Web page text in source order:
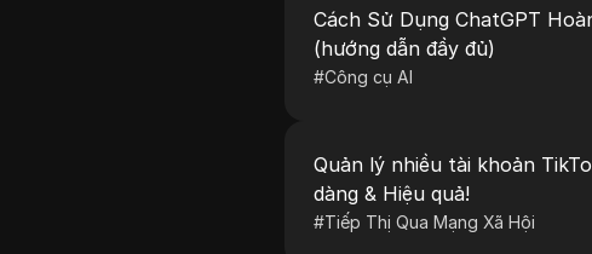
Cách Sử Dụng ChatGPT
(hướng dẫn đầy đủ)
#Công cụ AI
Quản lý nhiều tài khoản
dàng & Hiệu quả!
#Tiếp Thị Qua Mạng Xã Hội